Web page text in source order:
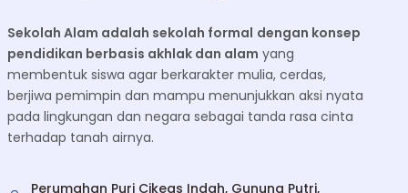
Sekolah Alam adalah sekolah formal dengan konsep
pendidikan berbasis akhlak dan alam yang
membentuk siswa agar berkarakter mulia, cerdas,
berjiwa pemimpin dan mampu menunjukkan aksi nyata
pada lingkungan dan negara sebagai tanda rasa cinta
terhadap tanah airnya.
Perumahan Puri Cikeas Indah, Gunung Putri,